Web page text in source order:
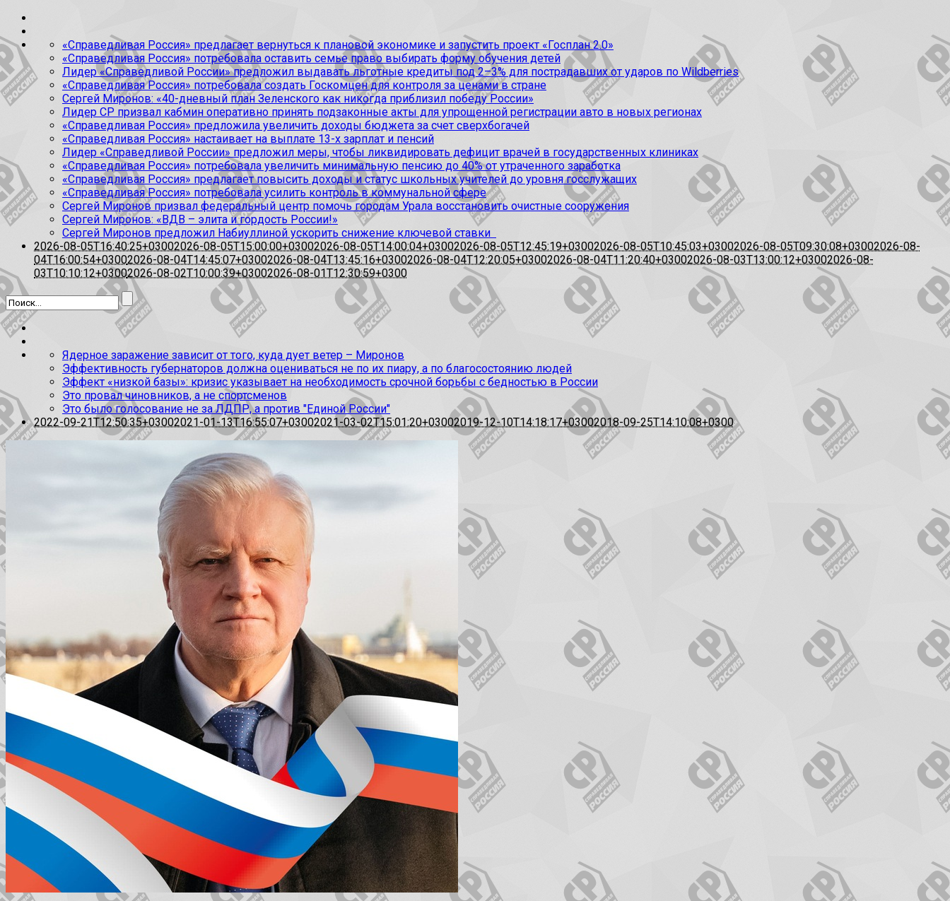
«Справедливая Россия» предлагает вернуться к плановой экономике и запустить проект «Госплан 2.0»
«Справедливая Россия» потребовала оставить семье право выбирать форму обучения детей
Лидер «Справедливой России» предложил выдавать льготные кредиты под 2–3% для пострадавших от ударов по Wildberries
«Справедливая Россия» потребовала создать Госкомцен для контроля за ценами в стране
Сергей Миронов: «40-дневный план Зеленского как никогда приблизил победу России»
Лидер СР призвал кабмин оперативно принять подзаконные акты для упрощенной регистрации авто в новых регионах
«Справедливая Россия» предложила увеличить доходы бюджета за счет сверхбогачей
«Справедливая Россия» настаивает на выплате 13-х зарплат и пенсий
Лидер «Справедливой России» предложил меры, чтобы ликвидировать дефицит врачей в государственных клиниках
«Справедливая Россия» потребовала увеличить минимальную пенсию до 40% от утраченного заработка
«Справедливая Россия» предлагает повысить доходы и статус школьных учителей до уровня госслужащих
«Справедливая Россия» потребовала усилить контроль в коммунальной сфере
Сергей Миронов призвал федеральный центр помочь городам Урала восстановить очистные сооружения
Сергей Миронов: «ВДВ – элита и гордость России!»
Сергей Миронов предложил Набиуллиной ускорить снижение ключевой ставки
2026-08-05T16:40:25+03002026-08-05T15:00:00+03002026-08-05T14:00:04+03002026-08-05T12:45:19+03002026-08-05T10:45:03+03002026-08-05T09:30:08+03002026-08-
04T16:00:54+03002026-08-04T14:45:07+03002026-08-04T13:45:16+03002026-08-04T12:20:05+03002026-08-04T11:20:40+03002026-08-03T13:00:12+03002026-08-
03T10:10:12+03002026-08-02T10:00:39+03002026-08-01T12:30:59+0300
Ядерное заражение зависит от того, куда дует ветер – Миронов
Эффективность губернаторов должна оцениваться не по их пиару, а по благосостоянию людей
Эффект «низкой базы»: кризис указывает на необходимость срочной борьбы с бедностью в России
Это провал чиновников, а не спортсменов
Это было голосование не за ЛДПР, а против "Единой России"
2022-09-21T12:50:35+03002021-01-13T16:55:07+03002021-03-02T15:01:20+03002019-12-10T14:18:17+03002018-09-25T14:10:08+0300